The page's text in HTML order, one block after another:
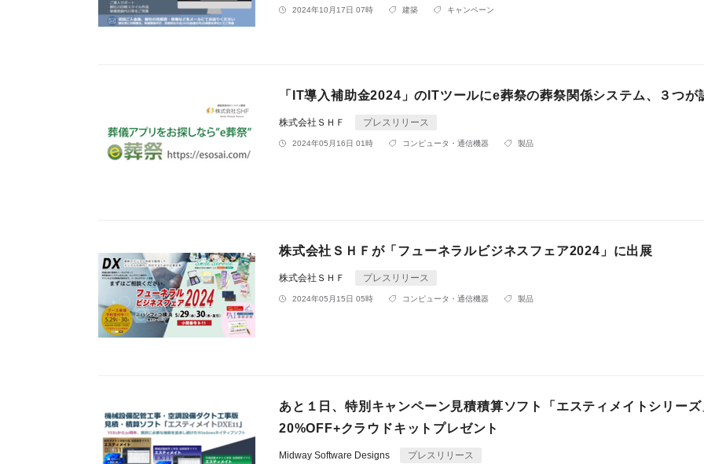
2024年10月17日 07時 建築 キャンペーン
「IT導入補助金2024」のITツールにe葬祭の葬祭関係システム、３つが
株式会社ＳＨＦ プレスリリース
2024年05月16日 01時 コンピュータ・通信機器 製品
株式会社ＳＨＦが「フューネラルビジネスフェア2024」に出展
株式会社ＳＨＦ プレスリリース
2024年05月15日 05時 コンピュータ・通信機器 製品
あと１日、特別キャンペーン見積積算ソフト「エスティメイトシリーズ
20%OFF+クラウドキットプレゼント
Midway Software Designs プレスリリース